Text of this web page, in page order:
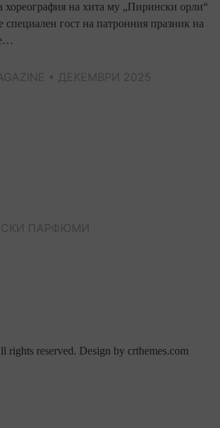
хореография на хита му „Пирински орли“
специален гост на патронния празник на
• ДЕКЕМВРИ 2025
ПАРФЮМИ
reserved. Design by crthemes.com